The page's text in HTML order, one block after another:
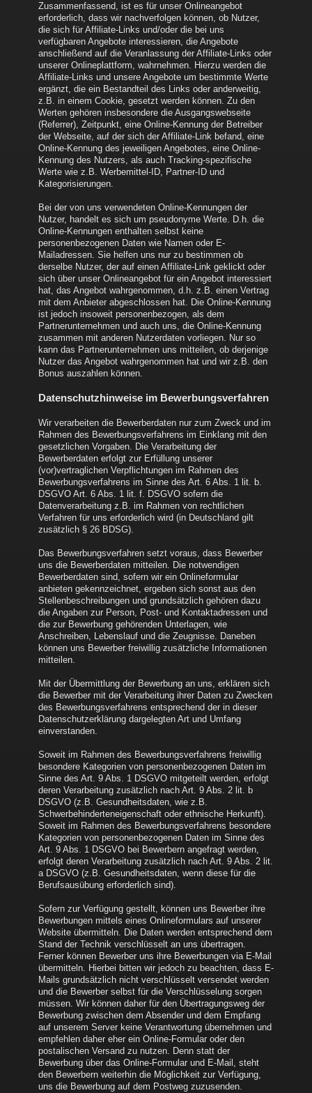
Zusammenfassend, ist es für unser Onlineangebot
erforderlich, dass wir nachverfolgen können, ob Nutzer,
die sich für Affiliate-Links und/oder die bei uns
verfügbaren Angebote interessieren, die Angebote
anschließend auf die Veranlassung der Affiliate-Links oder
unserer Onlineplattform, wahrnehmen. Hierzu werden die
Affiliate-Links und unsere Angebote um bestimmte Werte
ergänzt, die ein Bestandteil des Links oder anderweitig,
z.B. in einem Cookie, gesetzt werden können. Zu den
Werten gehören insbesondere die Ausgangswebseite
(Referrer), Zeitpunkt, eine Online-Kennung der Betreiber
der Webseite, auf der sich der Affiliate-Link befand, eine
Online-Kennung des jeweiligen Angebotes, eine Online-
Kennung des Nutzers, als auch Tracking-spezifische
Werte wie z.B. Werbemittel-ID, Partner-ID und
Kategorisierungen.
Bei der von uns verwendeten Online-Kennungen der
Nutzer, handelt es sich um pseudonyme Werte. D.h. die
Online-Kennungen enthalten selbst keine
personenbezogenen Daten wie Namen oder E-
Mailadressen. Sie helfen uns nur zu bestimmen ob
derselbe Nutzer, der auf einen Affiliate-Link geklickt oder
sich über unser Onlineangebot für ein Angebot interessiert
hat, das Angebot wahrgenommen, d.h. z.B. einen Vertrag
mit dem Anbieter abgeschlossen hat. Die Online-Kennung
ist jedoch insoweit personenbezogen, als dem
Partnerunternehmen und auch uns, die Online-Kennung
zusammen mit anderen Nutzerdaten vorliegen. Nur so
kann das Partnerunternehmen uns mitteilen, ob derjenige
Nutzer das Angebot wahrgenommen hat und wir z.B. den
Bonus auszahlen können.
Datenschutzhinweise im Bewerbungsverfahren
Wir verarbeiten die Bewerberdaten nur zum Zweck und im
Rahmen des Bewerbungsverfahrens im Einklang mit den
gesetzlichen Vorgaben. Die Verarbeitung der
Bewerberdaten erfolgt zur Erfüllung unserer
(vor)vertraglichen Verpflichtungen im Rahmen des
Bewerbungsverfahrens im Sinne des Art. 6 Abs. 1 lit. b.
DSGVO Art. 6 Abs. 1 lit. f. DSGVO sofern die
Datenverarbeitung z.B. im Rahmen von rechtlichen
Verfahren für uns erforderlich wird (in Deutschland gilt
zusätzlich § 26 BDSG).
Das Bewerbungsverfahren setzt voraus, dass Bewerber
uns die Bewerberdaten mitteilen. Die notwendigen
Bewerberdaten sind, sofern wir ein Onlineformular
anbieten gekennzeichnet, ergeben sich sonst aus den
Stellenbeschreibungen und grundsätzlich gehören dazu
die Angaben zur Person, Post- und Kontaktadressen und
die zur Bewerbung gehörenden Unterlagen, wie
Anschreiben, Lebenslauf und die Zeugnisse. Daneben
können uns Bewerber freiwillig zusätzliche Informationen
mitteilen.
Mit der Übermittlung der Bewerbung an uns, erklären sich
die Bewerber mit der Verarbeitung ihrer Daten zu Zwecken
des Bewerbungsverfahrens entsprechend der in dieser
Datenschutzerklärung dargelegten Art und Umfang
einverstanden.
Soweit im Rahmen des Bewerbungsverfahrens freiwillig
besondere Kategorien von personenbezogenen Daten im
Sinne des Art. 9 Abs. 1 DSGVO mitgeteilt werden, erfolgt
deren Verarbeitung zusätzlich nach Art. 9 Abs. 2 lit. b
DSGVO (z.B. Gesundheitsdaten, wie z.B.
Schwerbehinderteneigenschaft oder ethnische Herkunft).
Soweit im Rahmen des Bewerbungsverfahrens besondere
Kategorien von personenbezogenen Daten im Sinne des
Art. 9 Abs. 1 DSGVO bei Bewerbern angefragt werden,
erfolgt deren Verarbeitung zusätzlich nach Art. 9 Abs. 2 lit.
a DSGVO (z.B. Gesundheitsdaten, wenn diese für die
Berufsausübung erforderlich sind).
Sofern zur Verfügung gestellt, können uns Bewerber ihre
Bewerbungen mittels eines Onlineformulars auf unserer
Website übermitteln. Die Daten werden entsprechend dem
Stand der Technik verschlüsselt an uns übertragen.
Ferner können Bewerber uns ihre Bewerbungen via E-Mail
übermitteln. Hierbei bitten wir jedoch zu beachten, dass E-
Mails grundsätzlich nicht verschlüsselt versendet werden
und die Bewerber selbst für die Verschlüsselung sorgen
müssen. Wir können daher für den Übertragungsweg der
Bewerbung zwischen dem Absender und dem Empfang
auf unserem Server keine Verantwortung übernehmen und
empfehlen daher eher ein Online-Formular oder den
postalischen Versand zu nutzen. Denn statt der
Bewerbung über das Online-Formular und E-Mail, steht
den Bewerbern weiterhin die Möglichkeit zur Verfügung,
uns die Bewerbung auf dem Postweg zuzusenden.